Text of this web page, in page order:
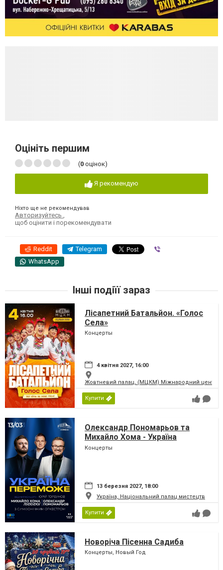
Оцініть першим
(0 оцінок)
Я рекомендую
Ніхто ще не рекомендував
Авторизуйтесь
щоб оцінити і порекомендувати
Reddit Telegram
WhatsApp
Інші подіїї зараз
Лісапетний Батальйон. «Голос
Села»
Концерты
4 квітня 2027, 16:00
Жовтневий палац, (МЦКМ) Міжнародний центр
Купити
Олександр Пономарьов та
Михайло Хома - Україна
Переможе!
Концерты
13 березня 2027, 18:00
Україна, Національний палац мистецтв
Купити
Новоріча Пісенна Садиба
Концерты, Новый Год